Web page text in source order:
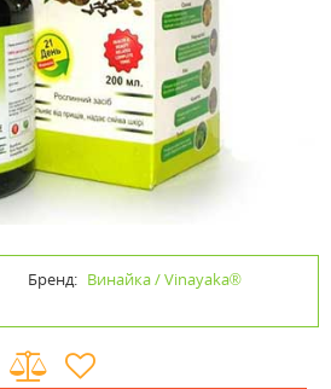
Бренд: Винайка / Vinayaka®